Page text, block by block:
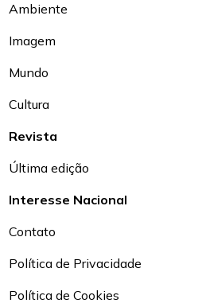
Ambiente
Imagem
Mundo
Cultura
Revista
Última edição
Interesse Nacional
Contato
Política de Privacidade
Política de Cookies